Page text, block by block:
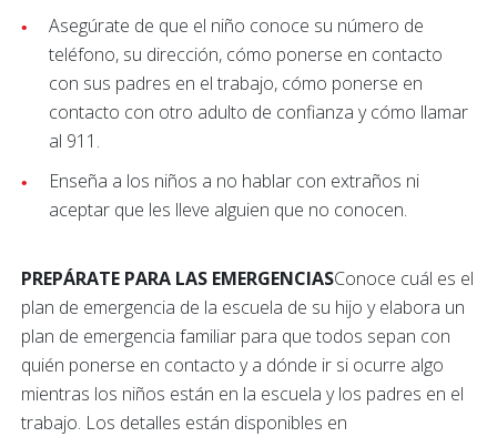
Asegúrate de que el niño conoce su número de
teléfono, su dirección, cómo ponerse en contacto
con sus padres en el trabajo, cómo ponerse en
contacto con otro adulto de confianza y cómo llamar
al 911.
Enseña a los niños a no hablar con extraños ni
aceptar que les lleve alguien que no conocen.
PREPÁRATE PARA LAS EMERGENCIASConoce cuál es el
plan de emergencia de la escuela de su hijo y elabora un
plan de emergencia familiar para que todos sepan con
quién ponerse en contacto y a dónde ir si ocurre algo
mientras los niños están en la escuela y los padres en el
trabajo. Los detalles están disponibles en